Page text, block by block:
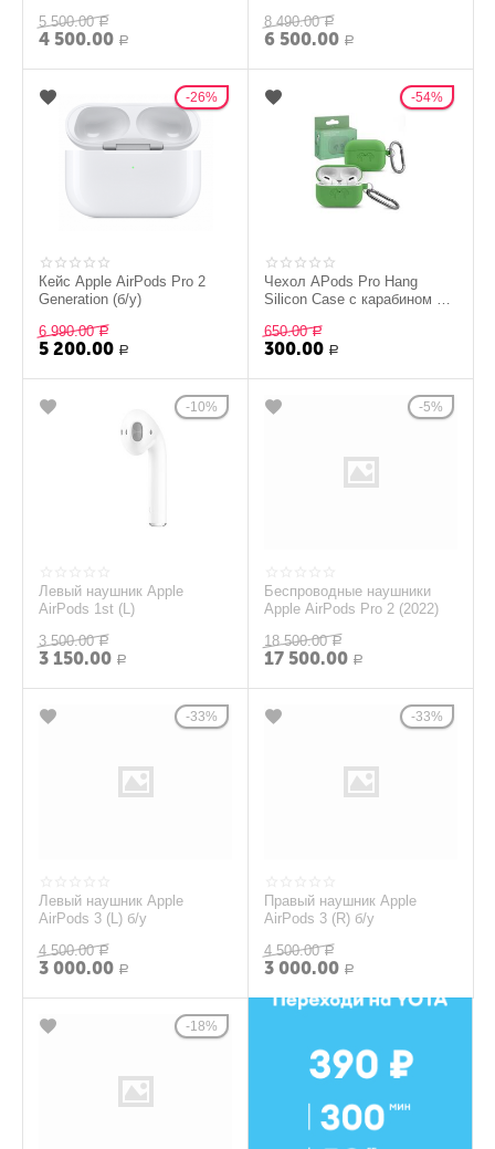
5 500.00 Р
4 500.00 Р
8 490.00 Р
6 500.00 Р
26%
Кейс Apple AirPods Pro 2
Generation (б/у)
6 990.00 Р
5 200.00 Р
54%
Чехол APods Pro Hang
Silicon Сase с карабином HF
650.00 Р
300.00 Р
10%
Левый наушник Apple
AirPods 1st (L)
3 500.00 Р
3 150.00 Р
5%
Беспроводные наушники
Apple AirPods Pro 2 (2022)
18 500.00 Р
17 500.00 Р
33%
Левый наушник Apple
AirPods 3 (L) б/у
4 500.00 Р
3 000.00 Р
33%
Правый наушник Apple
AirPods 3 (R) б/у
4 500.00 Р
3 000.00 Р
18%